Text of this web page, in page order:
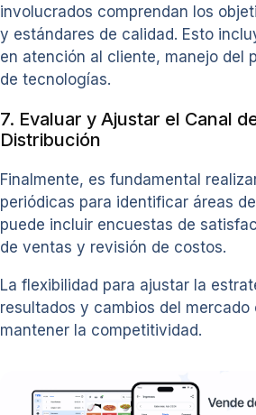
involucrados comprendan los
y estándares de calidad. Esto
en atención al cliente, manejo del
de tecnologías.
7. Evaluar y Ajustar el Canal
Distribución
Finalmente, es fundamental
periódicas para identificar áreas
puede incluir encuestas de
de ventas y revisión de costos.
La flexibilidad para ajustar la
resultados y cambios del mercado
mantener la competitividad.